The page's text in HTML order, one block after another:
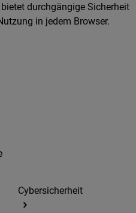
durchgängige Sicherheit
in jedem Browser.
Cybersicherheit